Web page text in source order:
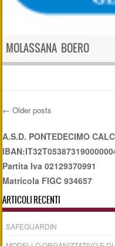
MOLASSANA BOERO
Post
← Older posts
A.S.D. PONTEDECIMO
Partita Iva 02129370991
Matricola FIGC 934657
ARTICOLI RECENTI
SAFEGUARDIN